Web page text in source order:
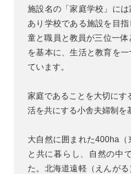
施設名の「家庭学校」に
あり学校である施設を目
童と職員と教員が三位一体
を基本に、生活と教育を
ています。
家庭であることを大切にす
活を共にする小舎夫婦制を
大自然に囲まれた400ha
と共に暮らし、自然の中
た。北海道遠軽（えんが